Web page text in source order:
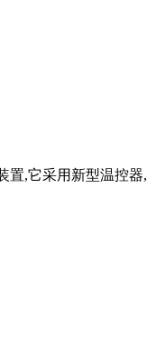
置,它采用新型温控器,